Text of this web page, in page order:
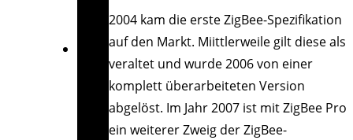
2004 kam die erste ZigBee-Spezifikation
auf den Markt. Miittlerweile gilt diese als
veraltet und wurde 2006 von einer
komplett überarbeiteten Version
abgelöst. Im Jahr 2007 ist mit ZigBee Pro
ein weiterer Zweig der ZigBee-